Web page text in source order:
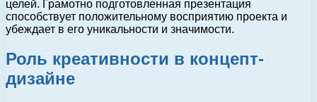
целей. Грамотно подготовленная презентация
способствует положительному восприятию проекта и
убеждает в его уникальности и значимости.
Роль креативности в концепт-
дизайне